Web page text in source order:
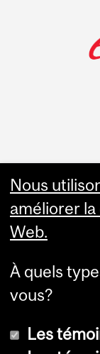
Nous
améliorer
Web.
À quels
vous?
Les